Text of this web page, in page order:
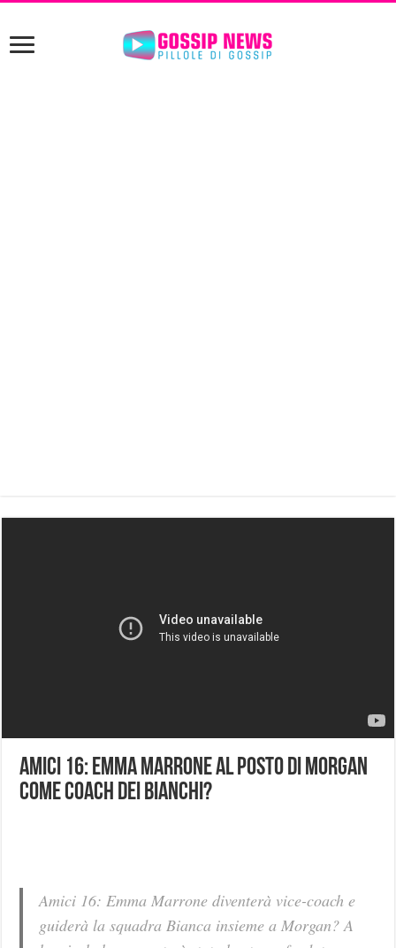
Amici 16: Emma Marrone al posto di Morgan
come coach dei Bianchi?
Amici 16: Emma Marrone diventerà vice-coach e
guiderà la squadra Bianca insieme a Morgan? A